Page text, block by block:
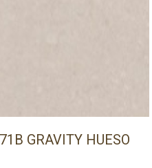
GRAVITY HUESO